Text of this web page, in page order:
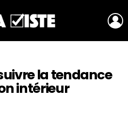
la tendance
intérieur